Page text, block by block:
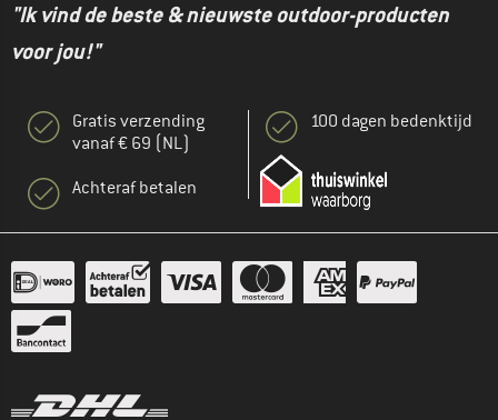
"Ik vind de beste & nieuwste outdoor-producten
voor jou!"
Gratis verzending
vanaf € 69 (NL)
Achteraf betalen
100 dagen bedenktijd